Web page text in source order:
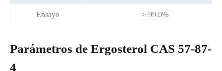
Ensayo ≥ 99.0%
Parámetros de Ergosterol CAS 57-87-
4